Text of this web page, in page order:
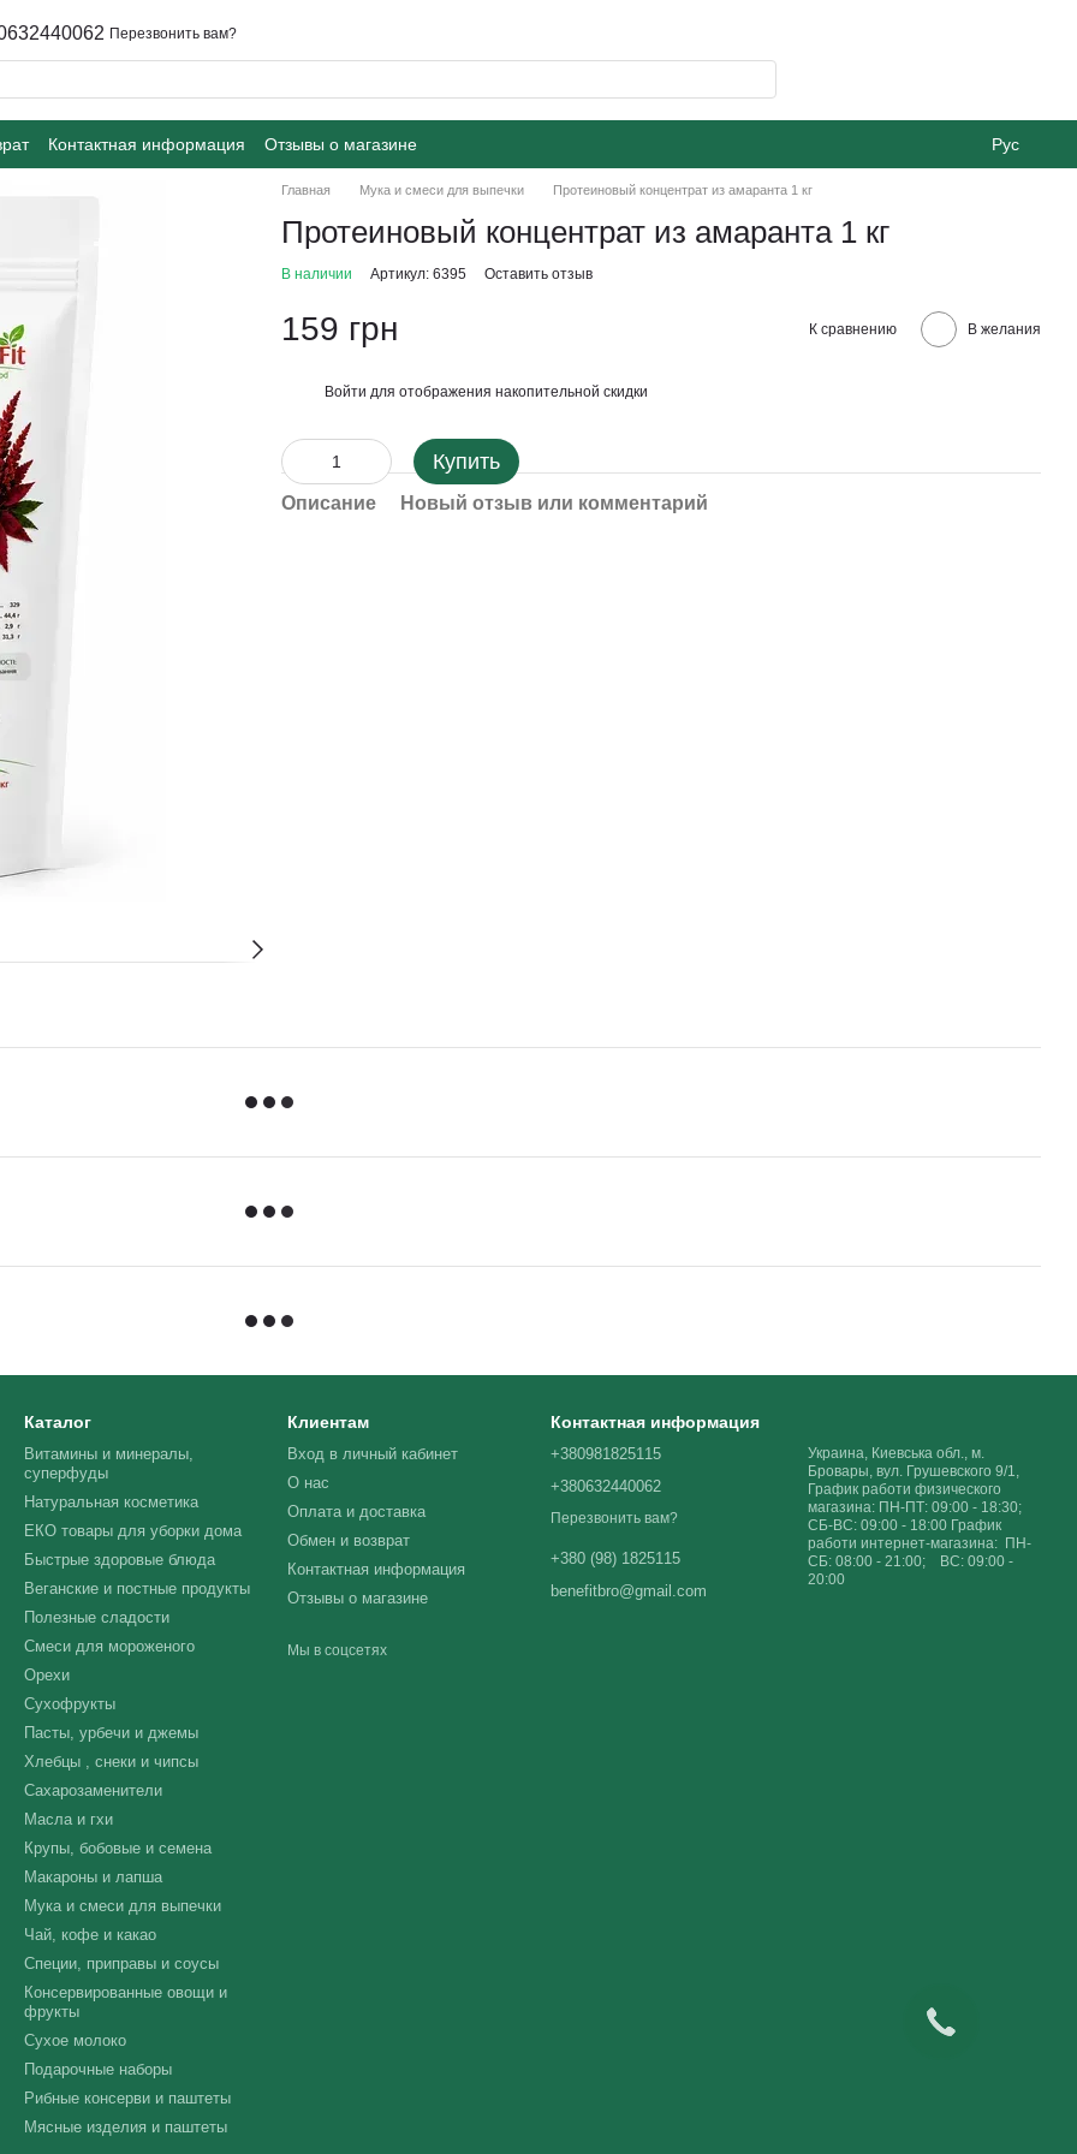
Перезвонить вам?
Контактная информация Отзывы о магазине Рус
Главная Мука и смеси для выпечки Протеиновый концентрат из амаранта 1 кг
Протеиновый концентрат из амаранта 1 кг
В наличии Артикул: 6395 Оставить отзыв
159 грн К сравнению В желания
Войти для отображения накопительной скидки
Купить
Описание Новый отзыв или комментарий
Каталог
Витамины и минералы,
суперфуды
Натуральная косметика
ЕКО товары для уборки дома
Быстрые здоровые блюда
Веганские и постные продукты
Полезные сладости
Смеси для мороженого
Орехи
Сухофрукты
Пасты, урбечи и джемы
Хлебцы , снеки и чипсы
Сахарозаменители
Масла и гхи
Крупы, бобовые и семена
Макароны и лапша
Мука и смеси для выпечки
Чай, кофе и какао
Специи, приправы и соусы
Консервированные овощи и
фрукты
Сухое молоко
Подарочные наборы
Рибные консерви и паштеты
Мясные изделия и паштеты
Клиентам
Вход в личный кабинет
О нас
Оплата и доставка
Обмен и возврат
Контактная информация
Отзывы о магазине
Мы в соцсетях
Контактная информация
+380981825115
+380632440062
Перезвонить вам?
+380 (98) 1825115
benefitbro@gmail.com
Украина, Киевська обл., м.
Бровары, вул. Грушевского 9/1,
График работи физического
магазина: ПН-ПТ: 09:00 - 18:30;
СБ-ВС: 09:00 - 18:00 График
работи интернет-магазина: ПН-
СБ: 08:00 - 21:00; ВС: 09:00 -
20:00